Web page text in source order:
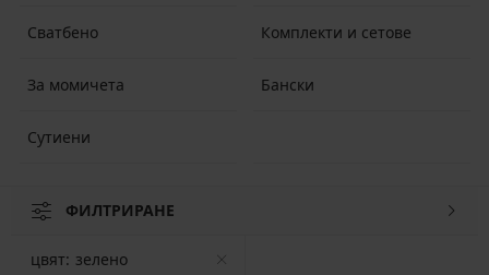
Сватбено Комплекти и сетове
За момичета Бански
Сутиени
ФИЛТРИРАНЕ
цвят: зелено